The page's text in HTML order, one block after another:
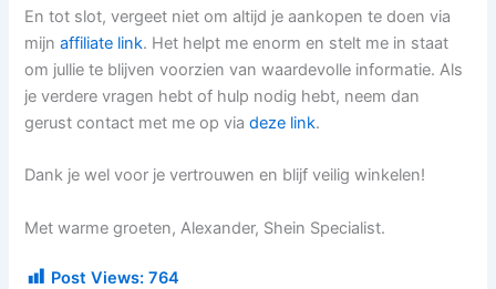
En tot slot, vergeet niet om altijd je aankopen te doen via
mijnaffiliate link. Het helpt me enorm en stelt me in staat
om jullie te blijven voorzien van waardevolle informatie. Als
je verdere vragen hebt of hulp nodig hebt, neem dan
gerust contact met me op viadeze link.
Dank je wel voor je vertrouwen en blijf veilig winkelen!
Met warme groeten, Alexander, Shein Specialist.
Post Views: 764